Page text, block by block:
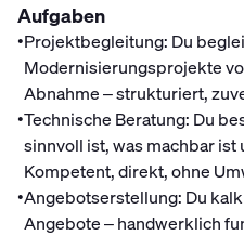
Aufgaben
•Projektbegleitung: Du
Modernisierungsprojekte
Abnahme – strukturiert,
•Technische Beratung: Du
sinnvoll ist, was machbar ist
Kompetent, direkt, ohne
•Angebotserstellung: Du
Angebote – handwerklich